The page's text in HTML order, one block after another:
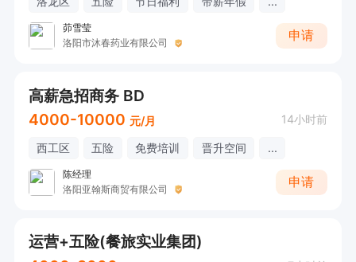
茆雪莹
洛阳市沐春药业有限公司
申请
高薪急招商务 BD
4000-10000 元/月 14小时前
西工区 五险 免费培训 晋升空间 ...
陈经理
洛阳亚翰斯商贸有限公司
申请
运营+五险(餐旅实业集团)